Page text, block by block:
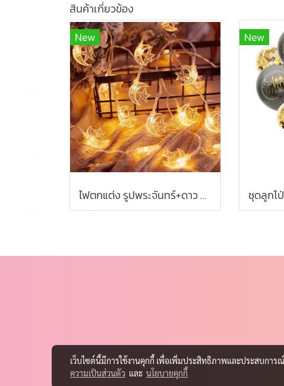
สินค้าเกี่ยวข้อง
New
ไฟตกแต่ง รูปพระจันทร์+ดาว สีวอร์มไวท์ 20 หัว
New
เว็บไซต์นี้มีการใช้งานคุกกี้ เพื่อเพิ่มประสิทธิภาพและประสบการ
ความเป็นส่วนตัว และ นโยบายคุกกี้